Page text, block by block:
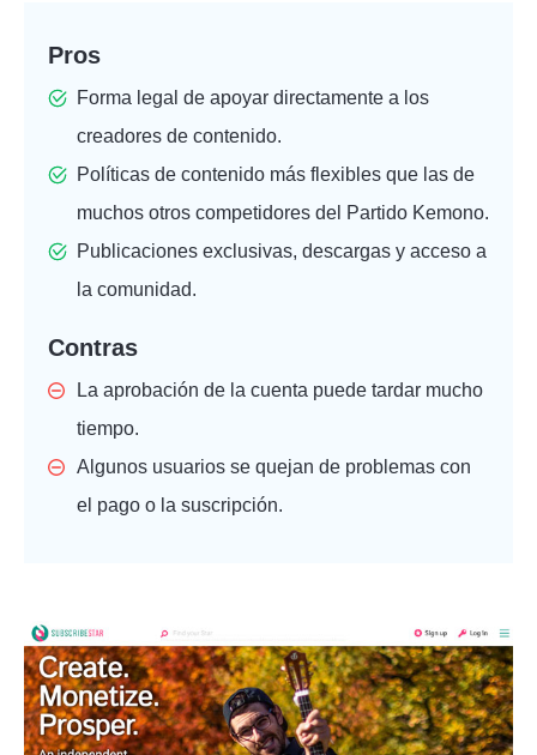
Pros
Forma legal de apoyar directamente a los
creadores de contenido.
Políticas de contenido más flexibles que las de
muchos otros competidores del Partido Kemono.
Publicaciones exclusivas, descargas y acceso a
la comunidad.
Contras
La aprobación de la cuenta puede tardar mucho
tiempo.
Algunos usuarios se quejan de problemas con
el pago o la suscripción.